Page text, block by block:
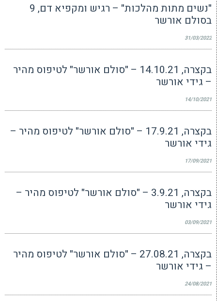
"נשים מתות מהלכות" – רגיש ומקפיא דם, 9
בסולם אורשר
31/03/2022
בקצרה, 14.10.21 – "סולם אורשר" לטיפוס מהיר
– גידי אורשר
14/10/2021
בקצרה, 17.9.21 – "סולם אורשר" לטיפוס מהיר –
גידי אורשר
17/09/2021
בקצרה, 3.9.21 – "סולם אורשר" לטיפוס מהיר –
גידי אורשר
03/09/2021
בקצרה, 27.08.21 – "סולם אורשר" לטיפוס מהיר
– גידי אורשר
24/08/2021